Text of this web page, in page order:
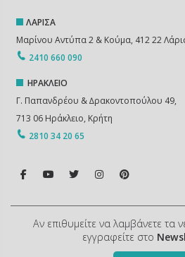
ΛΑΡΙΣΑ
Μαρίνου Αντύπα 2 & Κούμα, 412 22
2410 660 090
ΗΡΑΚΛΕΙΟ
Γ. Παπανδρέου & ∆ρακοντοπούλου 49,
713 06 Ηράκλειο, Κρήτη
2810 34 20 65
Αν επιθυμείτε να λαμβάνετε τα
εγγραφείτε στο